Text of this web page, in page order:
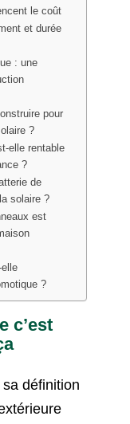
le coût
et durée
: une
pour
?
elle rentable
?
de
solaire ?
est
?
c’est
définition